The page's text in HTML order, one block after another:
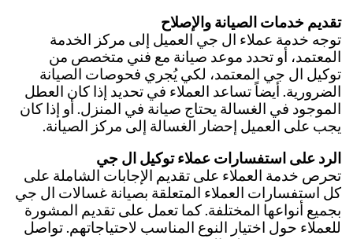
تقديم خدمات الصيانة والإصلاح
توجه خدمة عملاء ال جي العميل إلى مركز الخدمة
المعتمد، أو تحدد موعد صيانة مع فني متخصص من
توكيل ال جي المعتمد، لكي يُجري فحوصات الصيانة
الضرورية. أيضاً تساعد العملاء في تحديد إذا كان العطل
الموجود في الغسالة يحتاج صيانة في المنزل. أو إذا كان
يجب على العميل إحضار الغسالة إلى مركز الصيانة.
الرد على استفسارات عملاء توكيل ال جي
تحرص خدمة العملاء على تقديم الإجابات الشاملة على
كل استفسارات العملاء المتعلقة بصيانة غسالات ال جي
بجميع أنواعها المختلفة. كما تعمل على تقديم المشورة
للعملاء حول اختيار النوع المناسب لاحتياجاتهم. تواصل